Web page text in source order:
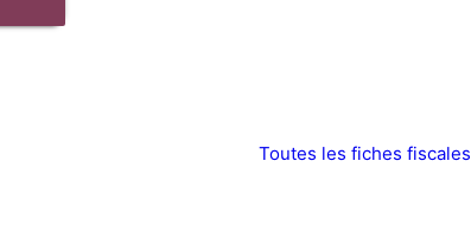
Toutes les fiches fiscales